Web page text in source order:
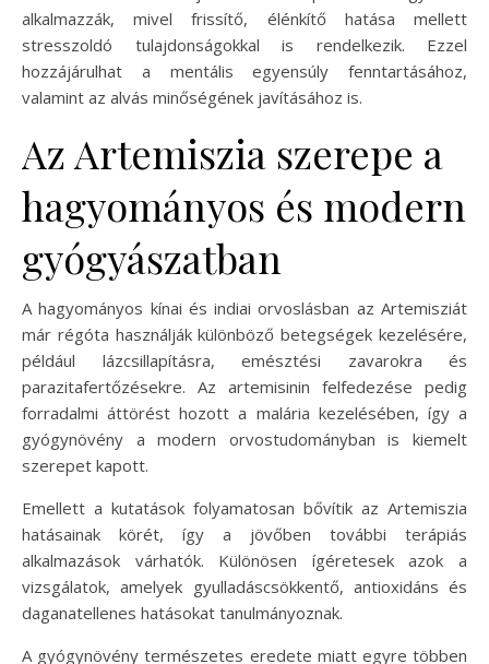
alkalmazzák, mivel frissítő, élénkítő hatása mellett
stresszoldó tulajdonságokkal is rendelkezik. Ezzel
hozzájárulhat a mentális egyensúly fenntartásához,
valamint az alvás minőségének javításához is.
Az Artemiszia szerepe a
hagyományos és modern
gyógyászatban
A hagyományos kínai és indiai orvoslásban az Artemisziát
már régóta használják különböző betegségek kezelésére,
például lázcsillapításra, emésztési zavarokra és
parazitafertőzésekre. Az artemisinin felfedezése pedig
forradalmi áttörést hozott a malária kezelésében, így a
gyógynövény a modern orvostudományban is kiemelt
szerepet kapott.
Emellett a kutatások folyamatosan bővítik az Artemiszia
hatásainak körét, így a jövőben további terápiás
alkalmazások várhatók. Különösen ígéretesek azok a
vizsgálatok, amelyek gyulladáscsökkentő, antioxidáns és
daganatellenes hatásokat tanulmányoznak.
A gyógynövény természetes eredete miatt egyre többen